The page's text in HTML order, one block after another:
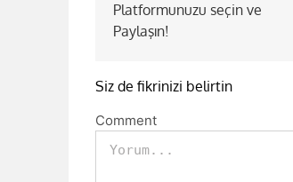
Platformunuzu seçin ve
Paylaşın!
Siz de fikrinizi belirtin
Comment